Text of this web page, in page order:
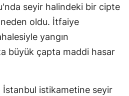
seyir halindeki bir cipte
neden oldu. İtfaiye
yangın
büyük çapta maddi hasar
İstanbul istikametine seyir